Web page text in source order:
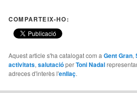
COMPARTEIX-HO:
Aquest article s'ha catalogat com a Gent Gran,
activitats, salutacióperToni Nadal
adreces d'interès l'enllaç.